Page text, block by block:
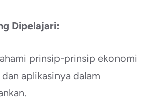
Dipelajari:
prinsip-prinsip ekonomi
dan aplikasinya dalam